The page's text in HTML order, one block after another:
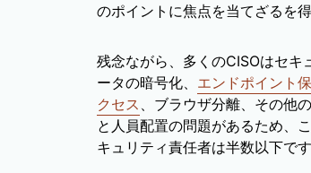
のポイントに焦点を当てざるを
残念ながら、多くのCISOはセ
ータの暗号化、 エンドポイント
クセス 、ブラウザ分離、その他
と人員配置の問題があるため、
キュリティ責任者は半数以下です